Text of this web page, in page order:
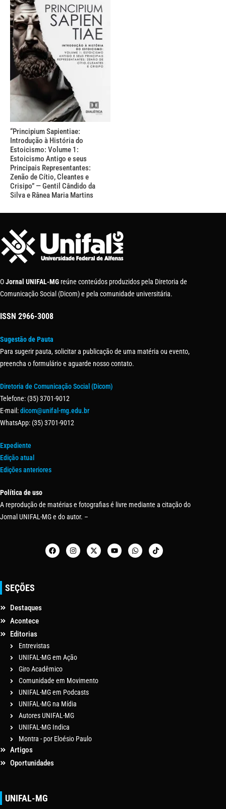
“Principium Sapientiae:
Introdução à História do
Estoicismo: Volume 1:
Estoicismo Antigo e seus
Principais Representantes:
Zenão de Cítio, Cleantes e
Crisipo” — Gentil Cândido da
Silva e Rânea Maria Martins
OJornal UNIFAL-MG reúne conteúdos produzidos pela Diretoria de
Comunicação Social (Dicom) e pela comunidade universitária.
ISSN 2966-3008
Sugestão de Pauta
Para sugerir pauta, solicitar a publicação de uma matéria ou evento,
preencha o formulário e aguarde nosso contato.
Diretoria de Comunicação Social (Dicom)
Telefone: (35) 3701-9012
E-mail:dicom@unifal-mg.edu.br
WhatsApp: (35) 3701-9012
Expediente
Edição atual
Edições anteriores
Política de uso
A reprodução de matérias e fotografias é livre mediante a citação do
Jornal UNIFAL-MG e do autor. –
SEÇÕES
Destaques
Acontece
Editorias
Entrevistas
UNIFAL-MG em Ação
Giro Acadêmico
Comunidade em Movimento
UNIFAL-MG em Podcasts
UNIFAL-MG na Mídia
Autores UNIFAL-MG
UNIFAL-MG Indica
Montra - por Eloésio Paulo
Artigos
Oportunidades
UNIFAL-MG